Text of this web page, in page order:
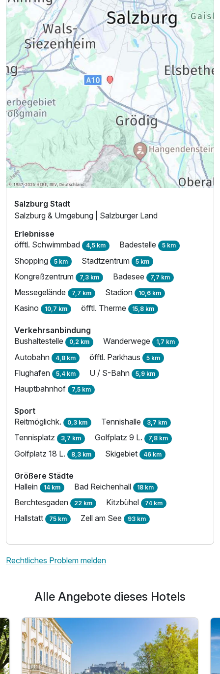
Salzburg Stadt
Salzburg & Umgebung | Salzburger Land
Erlebnisse
öfftl. Schwimmbad 4,5 km Badestelle 5 km
Shopping 5 km Stadtzentrum 5 km
Kongreßzentrum 7,3 km Badesee 7,7 km
Messegelände 7,7 km Stadion 10,6 km
Kasino 10,7 km öfftl. Therme 15,8 km
Verkehrsanbindung
Bushaltestelle 0,2 km Wanderwege 1,7 km
Autobahn 4,8 km öfftl. Parkhaus 5 km
Flughafen 5,4 km U / S-Bahn 5,9 km
Hauptbahnhof 7,5 km
Sport
Reitmöglichk. 0,3 km Tennishalle 3,7 km
Tennisplatz 3,7 km Golfplatz 9 L. 7,8 km
Golfplatz 18 L. 8,3 km Skigebiet 46 km
Größere Städte
Hallein 14 km Bad Reichenhall 18 km
Berchtesgaden 22 km Kitzbühel 74 km
Hallstatt 75 km Zell am See 93 km
Rechtliches Problem melden
Alle Angebote dieses Hotels